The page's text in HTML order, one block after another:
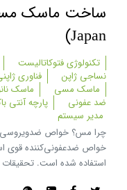
Japan)
تکنولوژی فتوکاتالیست
نساجی ژاپن
فناوری
ماسک مسی
ماسک
ضد عفونی
پارچه آنتی
مدیر سیستم
چرا مس؟ خواص
خواص ضدعفونی‌کننده قوی
استفاده شده است.